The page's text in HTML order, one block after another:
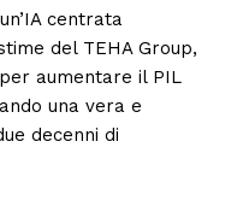
centrata
del TEHA Group,
aumentare il PIL
una vera e
decenni di